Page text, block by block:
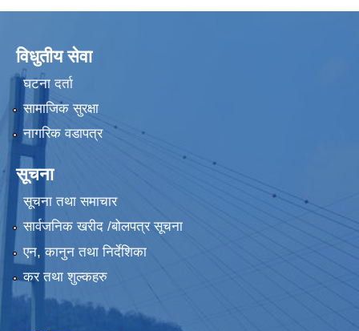
विधुतीय सेवा
घटना दर्ता
सामाजिक सुरक्षा
नागरिक वडापत्र
सूचना
सूचना तथा समाचार
सार्वजनिक खरीद /बोलपत्र सूचना
एन, कानुन तथा निर्देशिका
कर तथा शुल्कहरु